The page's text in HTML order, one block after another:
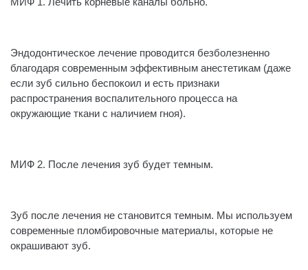
Эндодонтическое лечение проводится безболезненно
благодаря современным эффективным анестетикам (даже
если зуб сильно беспокоил и есть признаки
распространения воспалительного процесса на
окружающие ткани с наличием гноя).
МИФ 2. После лечения зуб будет темным.
Зуб после лечения не становится темным. Мы используем
современные пломбировочные материалы, которые не
окрашивают зуб.